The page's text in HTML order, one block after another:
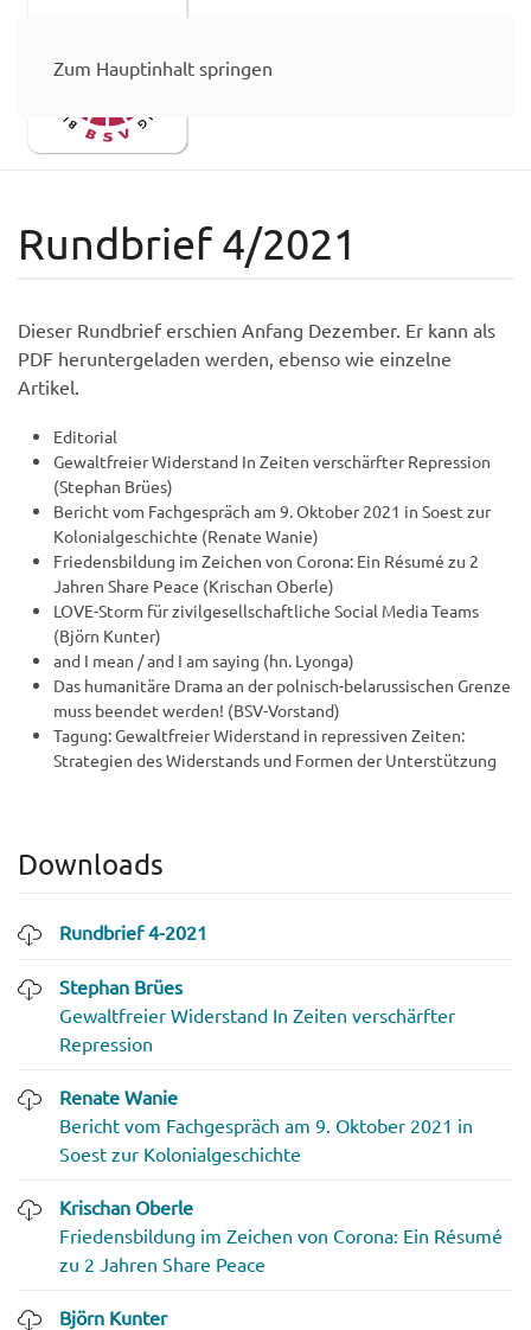
Zum Hauptinhalt springen
Rundbrief 4/2021
Dieser Rundbrief erschien Anfang Dezember. Er kann als
PDF heruntergeladen werden, ebenso wie einzelne
Artikel.
Editorial
Gewaltfreier Widerstand In Zeiten verschärfter Repression
(Stephan Brües)
Bericht vom Fachgespräch am 9. Oktober 2021 in Soest zur
Kolonialgeschichte (Renate Wanie)
Friedensbildung im Zeichen von Corona: Ein Résumé zu 2
Jahren Share Peace (Krischan Oberle)
LOVE-Storm für zivilgesellschaftliche Social Media Teams
(Björn Kunter)
and I mean / and I am saying (hn. Lyonga)
Das humanitäre Drama an der polnisch-belarussischen Grenze
muss beendet werden! (BSV-Vorstand)
Tagung: Gewaltfreier Widerstand in repressiven Zeiten:
Strategien des Widerstands und Formen der Unterstützung
Downloads
Rundbrief 4-2021
Stephan Brües
Gewaltfreier Widerstand In Zeiten verschärfter
Repression
Renate Wanie
Bericht vom Fachgespräch am 9. Oktober 2021 in
Soest zur Kolonialgeschichte
Krischan Oberle
Friedensbildung im Zeichen von Corona: Ein Résumé
zu 2 Jahren Share Peace
Björn Kunter